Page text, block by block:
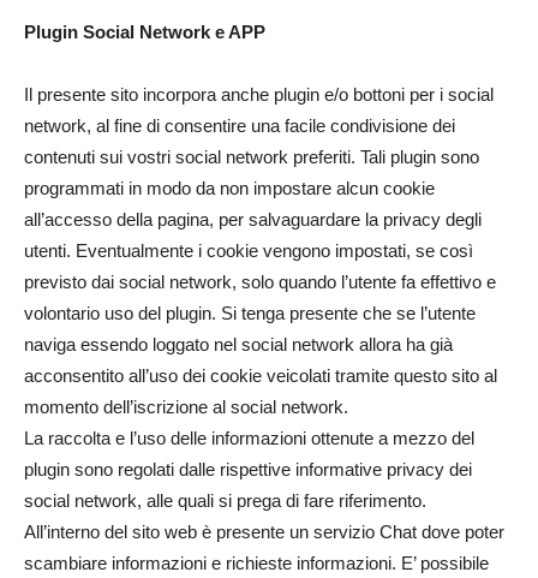
Plugin Social Network e APP
Il presente sito incorpora anche plugin e/o bottoni per i social
network, al fine di consentire una facile condivisione dei
contenuti sui vostri social network preferiti. Tali plugin sono
programmati in modo da non impostare alcun cookie
all’accesso della pagina, per salvaguardare la privacy degli
utenti. Eventualmente i cookie vengono impostati, se così
previsto dai social network, solo quando l’utente fa effettivo e
volontario uso del plugin. Si tenga presente che se l’utente
naviga essendo loggato nel social network allora ha già
acconsentito all’uso dei cookie veicolati tramite questo sito al
momento dell’iscrizione al social network.
La raccolta e l’uso delle informazioni ottenute a mezzo del
plugin sono regolati dalle rispettive informative privacy dei
social network, alle quali si prega di fare riferimento.
All’interno del sito web è presente un servizio Chat dove poter
scambiare informazioni e richieste informazioni. E’ possibile